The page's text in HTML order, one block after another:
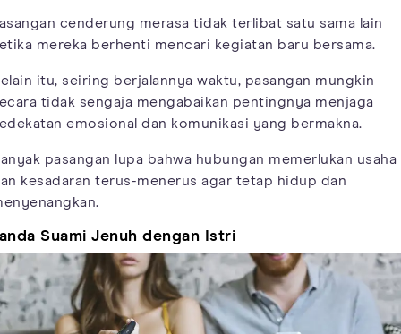
cenderung merasa tidak terlibat satu sama lain
mereka berhenti mencari kegiatan baru bersama.
itu, seiring berjalannya waktu, pasangan mungkin
tidak sengaja mengabaikan pentingnya menjaga
emosional dan komunikasi yang bermakna.
pasangan lupa bahwa hubungan memerlukan usaha
kesadaran terus-menerus agar tetap hidup dan
Suami Jenuh dengan Istri